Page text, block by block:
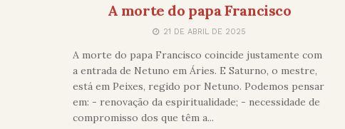
A morte do papa Francisco
21 DE ABRIL DE 2025
A morte do papa Francisco coincide justamente com
a entrada de Netuno em Áries. E Saturno, o mestre,
está em Peixes, regido por Netuno. Podemos pensar
em: - renovação da espiritualidade; - necessidade de
compromisso dos que têm a...